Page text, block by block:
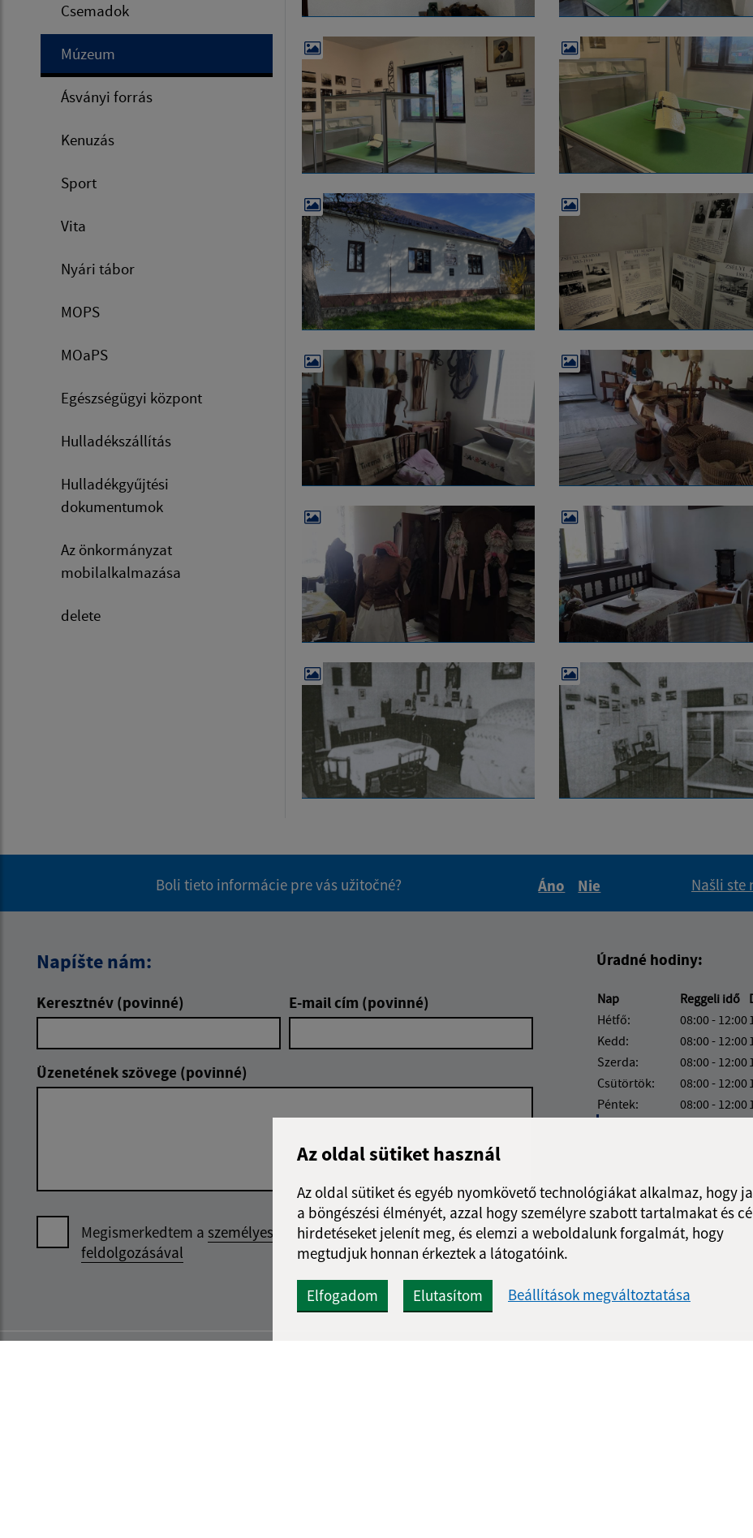
Az oldal sütiket használ
Az oldal sütiket és egyéb nyomkövető technológiákat alkalmaz, hogy
a böngészési élményét, azzal hogy személyre szabott tartalmakat és
hirdetéseket jelenít meg, és elemzi a weboldalunk forgalmát, hogy
megtudjuk honnan érkeztek a látogatóink.
Elfogadom Elutasítom Beállítások megváltoztatása
Csemadok
Múzeum
Ásványi forrás
Kenuzás
Sport
Vita
Nyári tábor
MOPS
MOaPS
Egészségügyi központ
Hulladékszállítás
Hulladékgyűjtési
dokumentumok
Az önkormányzat
mobilalkalmazása
delete
Boli tieto informácie pre vás užitočné?
Áno
Nie
Našli ste
Napíšte nám:
Keresztnév (povinné) E-mail cím (povinné)
Üzenetének szövege (povinné)
Megismerkedtem a személyes adatok
feldolgozásával
Google reCaptcha Response
Üzenet küldése
Úradné hodiny:
Nap Reggeli idő
Hétfő:
08:00 - 12:00
Kedd:
08:00 - 12:00
Szerda:
08:00 - 12:00
Csütörtök:
08:00 - 12:00
Péntek:
08:00 - 12:00